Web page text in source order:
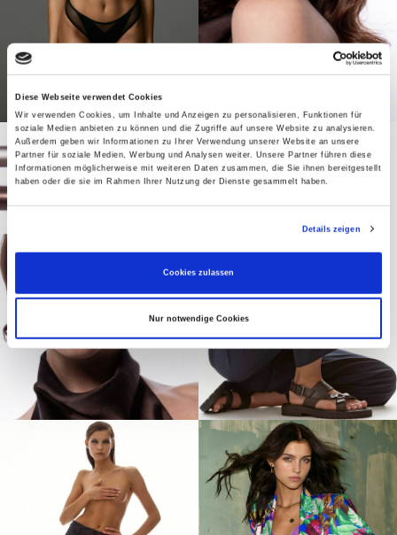
Diese Webseite verwendet Cookies
Wir verwenden Cookies, um Inhalte und Anzeigen zu personalisieren, Funktionen für
soziale Medien anbieten zu können und die Zugriffe auf unsere Website zu analysieren.
Außerdem geben wir Informationen zu Ihrer Verwendung unserer Website an unsere
Partner für soziale Medien, Werbung und Analysen weiter. Unsere Partner führen diese
Informationen möglicherweise mit weiteren Daten zusammen, die Sie ihnen bereitgestellt
haben oder die sie im Rahmen Ihrer Nutzung der Dienste gesammelt haben.
Details zeigen
Cookies zulassen
Nur notwendige Cookies